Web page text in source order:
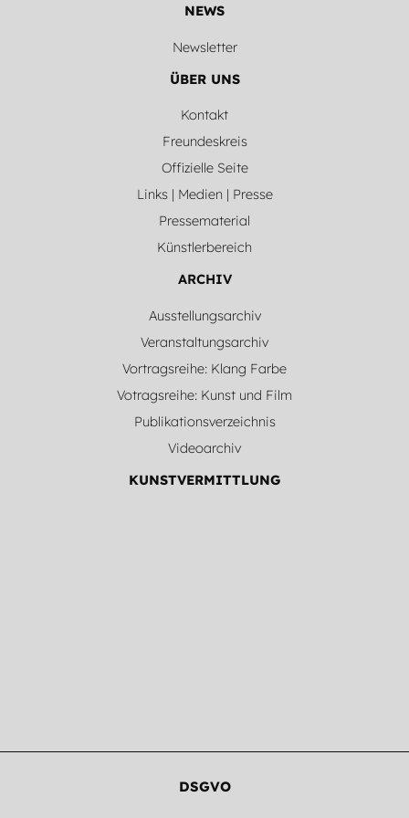
NEWS
Newsletter
ÜBER UNS
Kontakt
Freundeskreis
Offizielle Seite
Links | Medien | Presse
Pressematerial
Künstlerbereich
ARCHIV
Ausstellungsarchiv
Veranstaltungsarchiv
Vortragsreihe: Klang Farbe
Votragsreihe: Kunst und Film
Publikationsverzeichnis
Videoarchiv
KUNSTVERMITTLUNG
DSGVO